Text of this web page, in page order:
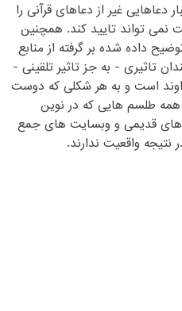
غیر از دعاهای قرآنی را
تواند تایید کند. همچنین
داده شده بر گرفته از منابع
تاثیری - به جز تاثیر تلقینی -
است و به هر شکلی که دوست
همه طلسم هایی که در نوین
قدیمی و وبسایت های جمع
نتیجه واقعیت ندارند.